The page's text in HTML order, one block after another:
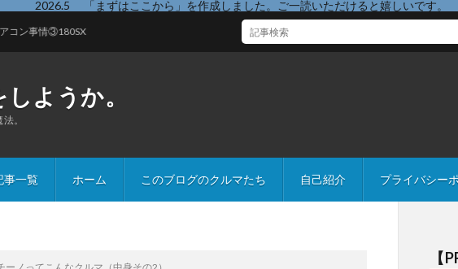
2026.5 「まずはここから」を作成しました。ご一読いただけると嬉しいです。
ようか。
。
事一覧 ホーム このブログのクルマたち 自己紹介 プライバシー
【